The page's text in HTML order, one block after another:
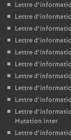
Lettre
Lettre
Lettre
Lettre
Lettre
Lettre
Lettre
Lettre
Lettre
Lettre
Mutation inter
Lettre